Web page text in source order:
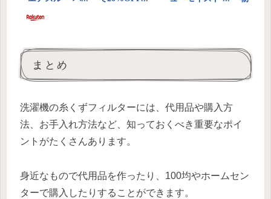
まとめ
洗濯機の糸くずフィルターには、代用品や購入方
法、お手入れ方法など、知っておくべき重要なポイ
ントがたくさんあります。
身近なもので代用品を作ったり、100均やホームセン
ターで購入したりすることができます。